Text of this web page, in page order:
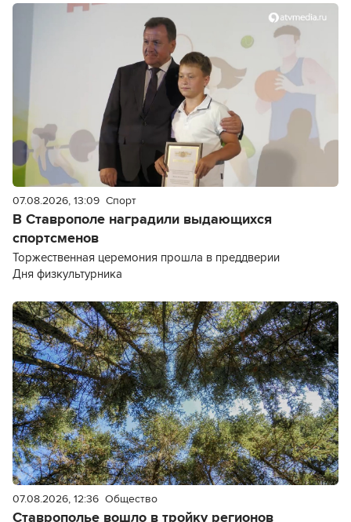
07.08.2026, 13:09 Спорт
В Ставрополе наградили выдающихся
спортсменов
Торжественная церемония прошла в преддверии
Дня физкультурника
07.08.2026, 12:36 Общество
Ставрополье вошло в тройку регионов